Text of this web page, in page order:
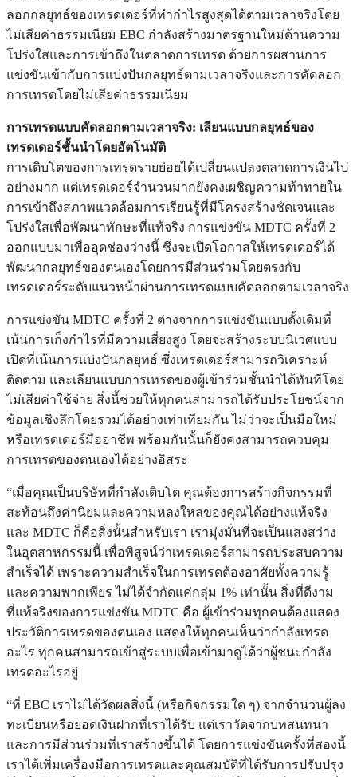
ลอกกลยุทธ์ของเทรดเดอร์ที่ทำกำไรสูงสุดได้ตามเวลาจริงโดย
ไม่เสียค่าธรรมเนียม EBC กำลังสร้างมาตรฐานใหม่ด้านความ
โปร่งใสและการเข้าถึงในตลาดการเทรด ด้วยการผสานการ
แข่งขันเข้ากับการแบ่งปันกลยุทธ์ตามเวลาจริงและการคัดลอก
การเทรดโดยไม่เสียค่าธรรมเนียม
การเทรดแบบคัดลอกตามเวลาจริง: เลียนแบบกลยุทธ์ของ
เทรดเดอร์ชั้นนำโดยอัตโนมัติ
การเติบโตของการเทรดรายย่อยได้เปลี่ยนแปลงตลาดการเงินไป
อย่างมาก แต่เทรดเดอร์จำนวนมากยังคงเผชิญความท้าทายใน
การเข้าถึงสภาพแวดล้อมการเรียนรู้ที่มีโครงสร้างชัดเจนและ
โปร่งใสเพื่อพัฒนาทักษะที่แท้จริง การแข่งขัน MDTC ครั้งที่ 2
ออกแบบมาเพื่ออุดช่องว่างนี้ ซึ่งจะเปิดโอกาสให้เทรดเดอร์ได้
พัฒนากลยุทธ์ของตนเองโดยการมีส่วนร่วมโดยตรงกับ
เทรดเดอร์ระดับแนวหน้าผ่านการเทรดแบบคัดลอกตามเวลาจริง
การแข่งขัน MDTC ครั้งที่ 2 ต่างจากการแข่งขันแบบดั้งเดิมที่
เน้นการเก็งกำไรที่มีความเสี่ยงสูง โดยจะสร้างระบบนิเวศแบบ
เปิดที่เน้นการแบ่งปันกลยุทธ์ ซึ่งเทรดเดอร์สามารถวิเคราะห์
ติดตาม และเลียนแบบการเทรดของผู้เข้าร่วมชั้นนำได้ทันทีโดย
ไม่เสียค่าใช้จ่าย สิ่งนี้ช่วยให้ทุกคนสามารถได้รับประโยชน์จาก
ข้อมูลเชิงลึกโดยรวมได้อย่างเท่าเทียมกัน ไม่ว่าจะเป็นมือใหม่
หรือเทรดเดอร์มืออาชีพ พร้อมกันนั้นก็ยังคงสามารถควบคุม
การเทรดของตนเองได้อย่างอิสระ
“เมื่อคุณเป็นบริษัทที่กำลังเติบโต คุณต้องการสร้างกิจกรรมที่
สะท้อนถึงค่านิยมและความหลงใหลของคุณได้อย่างแท้จริง
และ MDTC ก็คือสิ่งนั้นสำหรับเรา เรามุ่งมั่นที่จะเป็นแสงสว่าง
ในอุตสาหกรรมนี้ เพื่อพิสูจน์ว่าเทรดเดอร์สามารถประสบความ
สำเร็จได้ เพราะความสำเร็จในการเทรดต้องอาศัยทั้งความรู้
และความพากเพียร ไม่ได้จำกัดแค่กลุ่ม 1% เท่านั้น สิ่งที่ดีงาม
ที่แท้จริงของการแข่งขัน MDTC คือ ผู้เข้าร่วมทุกคนต้องแสดง
ประวัติการเทรดของตนเอง แสดงให้ทุกคนเห็นว่ากำลังเทรด
อะไร ทุกคนสามารถเข้าสู่ระบบเพื่อเข้ามาดูได้ว่าผู้ชนะกำลัง
เทรดอะไรอยู่
“ที่ EBC เราไม่ได้วัดผลสิ่งนี้ (หรือกิจกรรมใด ๆ) จากจำนวนผู้ลง
ทะเบียนหรือยอดเงินฝากที่เราได้รับ แต่เราวัดจากบทสนทนา
และการมีส่วนร่วมที่เราสร้างขึ้นได้ โดยการแข่งขันครั้งที่สองนี้
เราได้เพิ่มเครื่องมือการเทรดและคุณสมบัติที่ได้รับการปรับปรุง